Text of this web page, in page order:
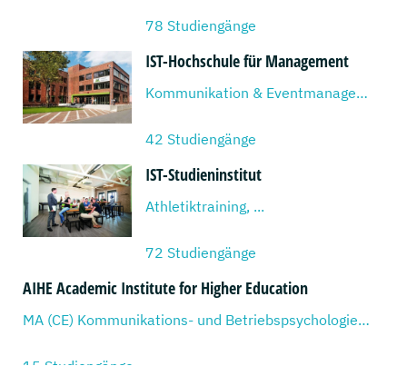
78 Studiengänge
IST-Hochschule für Management
Kommunikation & Eventmanagement, ...
42 Studiengänge
IST-Studieninstitut
Athletiktraining, ...
72 Studiengänge
AIHE Academic Institute for Higher Education
MA (CE) Kommunikations- und Betriebspsychologie, ...
15 Studiengänge